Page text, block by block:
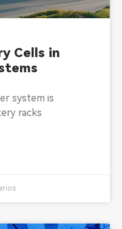
Cells in
system is
racks